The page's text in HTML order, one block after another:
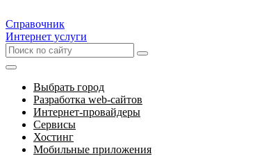
Справочник
Интернет услуги
Выбрать город
Разработка web-сайтов
Интернет-провайдеры
Сервисы
Хостинг
Мобильные приложения